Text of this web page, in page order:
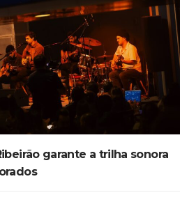
garante a trilha sonora